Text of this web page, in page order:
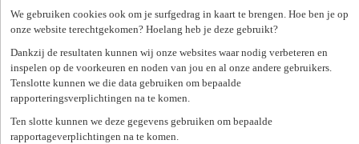
We gebruiken cookies ook om je surfgedrag in kaart te brengen. Hoe ben je op
onze website terechtgekomen? Hoelang heb je deze gebruikt?
Dankzij de resultaten kunnen wij onze websites waar nodig verbeteren en
inspelen op de voorkeuren en noden van jou en al onze andere gebruikers.
Tenslotte kunnen we die data gebruiken om bepaalde
rapporteringsverplichtingen na te komen.
Ten slotte kunnen we deze gegevens gebruiken om bepaalde
rapportageverplichtingen na te komen.
Assessments
Flexi-jobs
Projectsourcing
Payrolling
Uitzenden
Werving & Selectie
Preventie & Veiligheid
HR bibliotheek
Webinar bibliotheek